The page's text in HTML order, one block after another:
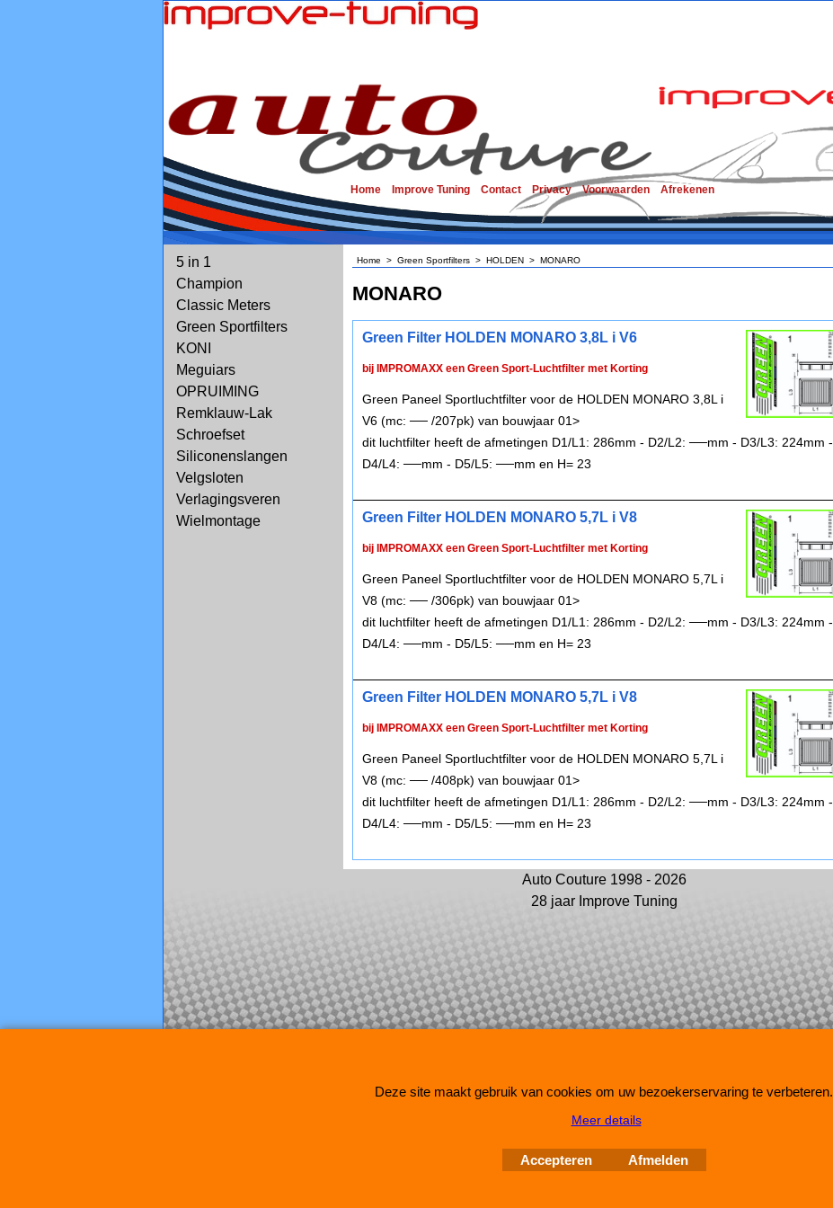
Home Improve Tuning Contact Privacy Voorwaarden Afrekenen
5 in 1
Champion
Classic Meters
Green Sportfilters
KONI
Meguiars
OPRUIMING
Remklauw-Lak
Schroefset
Siliconenslangen
Velgsloten
Verlagingsveren
Wielmontage
Home > Green Sportfilters > HOLDEN > MONARO
MONARO
Green Filter HOLDEN MONARO 3,8L i V6
bij IMPROMAXX een Green Sport-Luchtfilter met Korting
Green Paneel Sportluchtfilter voor de HOLDEN MONARO 3,8L i
V6 (mc: ── /207pk) van bouwjaar 01>
dit luchtfilter heeft de afmetingen D1/L1: 286mm - D2/L2: ──mm - D3/L3: 224mm -
D4/L4: ──mm - D5/L5: ──mm en H= 23
Green Filter HOLDEN MONARO 5,7L i V8
bij IMPROMAXX een Green Sport-Luchtfilter met Korting
Green Paneel Sportluchtfilter voor de HOLDEN MONARO 5,7L i
V8 (mc: ── /306pk) van bouwjaar 01>
dit luchtfilter heeft de afmetingen D1/L1: 286mm - D2/L2: ──mm - D3/L3: 224mm -
D4/L4: ──mm - D5/L5: ──mm en H= 23
Green Filter HOLDEN MONARO 5,7L i V8
bij IMPROMAXX een Green Sport-Luchtfilter met Korting
Green Paneel Sportluchtfilter voor de HOLDEN MONARO 5,7L i
V8 (mc: ── /408pk) van bouwjaar 01>
dit luchtfilter heeft de afmetingen D1/L1: 286mm - D2/L2: ──mm - D3/L3: 224mm -
D4/L4: ──mm - D5/L5: ──mm en H= 23
Auto Couture 1998 - 2026
28 jaar Improve Tuning
Deze site maakt gebruik van cookies om uw bezoekerservaring te verbeteren.
Meer details
Accepteren Afmelden